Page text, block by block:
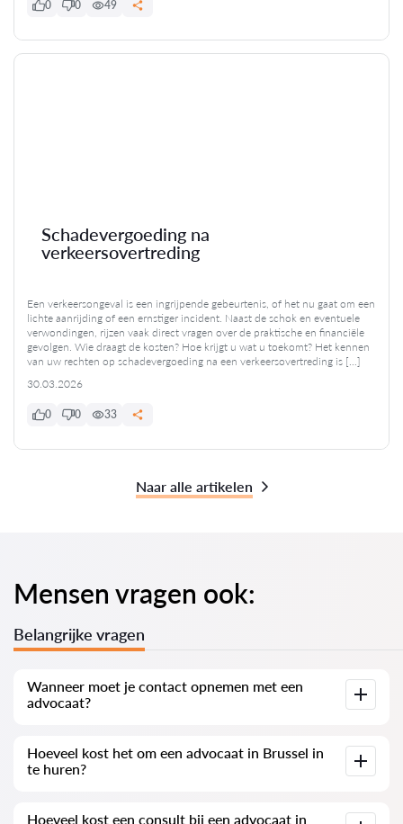
0 0 49
Schadevergoeding na
verkeersovertreding
Een verkeersongeval is een ingrijpende gebeurtenis, of het nu gaat om een
lichte aanrijding of een ernstiger incident. Naast de schok en eventuele
verwondingen, rijzen vaak direct vragen over de praktische en financiële
gevolgen. Wie draagt de kosten? Hoe krijgt u wat u toekomt? Het kennen
van uw rechten op schadevergoeding na een verkeersovertreding is […]
30.03.2026
0 0 33
Naar alle artikelen
Mensen vragen ook:
Belangrijke vragen
Wanneer moet je contact opnemen met een
advocaat?
Mensen besluiten een advocaat te bezoeken wanneer ze
geconfronteerd worden met complexe problemen. Vaak
verloopt zoals gewenst. Nog erger is het als de zaak al
Hoeveel kost het om een advocaat in Brussel in
te huren?
Hoeveel kost een consult bij een advocaat in